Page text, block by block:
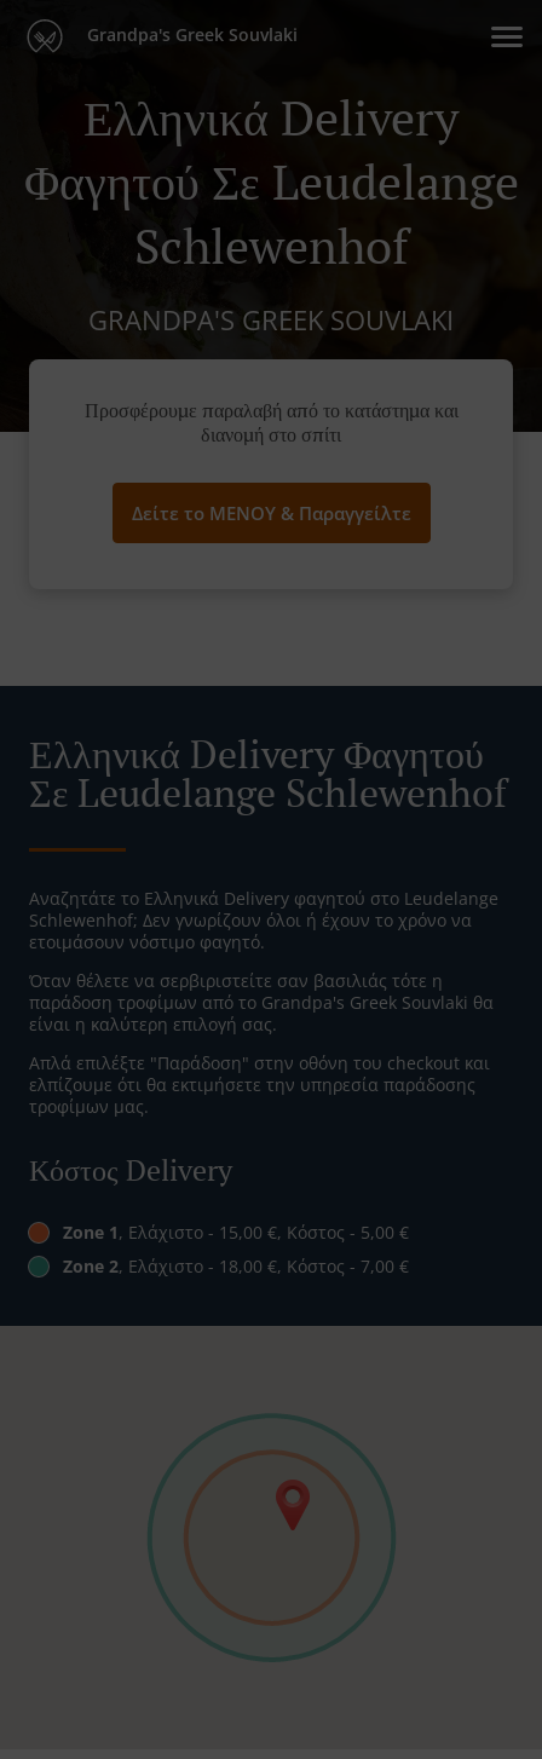
Grandpa's Greek Souvlaki
Ελληνικά Delivery
Φαγητού Σε Leudelange
Schlewenhof
GRANDPA'S GREEK SOUVLAKI
Προσφέρουμε παραλαβή από το κατάστημα και
διανομή στο σπίτι
Δείτε το ΜΕΝΟΥ & Παραγγείλτε
Ελληνικά Delivery Φαγητού
Σε Leudelange Schlewenhof
Αναζητάτε το Ελληνικά Delivery φαγητού στο Leudelange
Schlewenhof; Δεν γνωρίζουν όλοι ή έχουν το χρόνο να
ετοιμάσουν νόστιμο φαγητό.
Όταν θέλετε να σερβιριστείτε σαν βασιλιάς τότε η
παράδοση τροφίμων από το Grandpa's Greek Souvlaki θα
είναι η καλύτερη επιλογή σας.
Απλά επιλέξτε "Παράδοση" στην οθόνη του checkout και
ελπίζουμε ότι θα εκτιμήσετε την υπηρεσία παράδοσης
τροφίμων μας.
Κόστος Delivery
Zone 1, Ελάχιστο - 15,00 €, Κόστος - 5,00 €
Zone 2, Ελάχιστο - 18,00 €, Κόστος - 7,00 €